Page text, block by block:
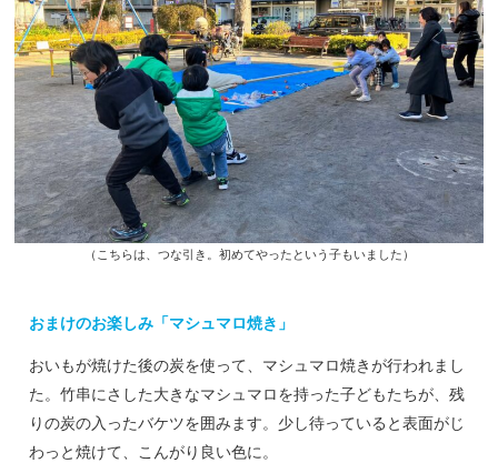
（こちらは、つな引き。初めてやったという子もいました）
おまけのお楽しみ「マシュマロ焼き」
おいもが焼けた後の炭を使って、マシュマロ焼きが行われまし
た。竹串にさした大きなマシュマロを持った子どもたちが、残
りの炭の入ったバケツを囲みます。少し待っていると表面がじ
わっと焼けて、こんがり良い色に。